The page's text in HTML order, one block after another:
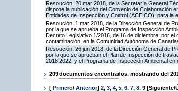
Resolución, 20 mar 2018, de la Secretaría General
dispone la publicación del Convenio de Colaboración
Entidades de Inspección y Control (ACEICO), para la
Resolución, 1 mar 2018, de la Dirección General de
por la que se aprueba el Programa de Inspección
Decreto Legislativo 1/2016, de 16 de diciembre, por
contaminación, en la Comunidad Autónoma de
Resolución, 26 jun 2018, de la Dirección General de
por la que se aprueban el Plan de Inspección de
2018-2022, y el Programa de Inspección Ambiental en
209 documentos encontrados, mostrando del
[ Primero/ Anterior] 2, 3, 4, 5, 6, 7, 8, 9 [Siguiente/